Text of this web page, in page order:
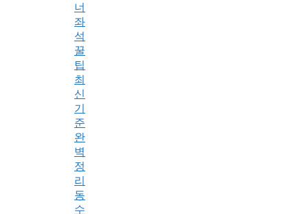
너
좌
석
꿀
팁
최
신
기
준
완
벽
정
리
동
수